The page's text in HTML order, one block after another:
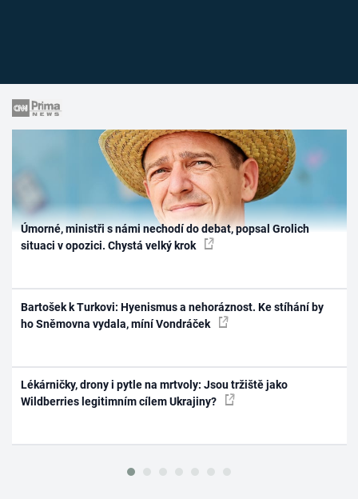
Úmorné, ministři s námi nechodí do debat, popsal Grolich
situaci v opozici. Chystá velký krok
Bartošek k Turkovi: Hyenismus a nehoráznost. Ke stíhání by
ho Sněmovna vydala, míní Vondráček
Lékárničky, drony i pytle na mrtvoly: Jsou tržiště jako
Wildberries legitimním cílem Ukrajiny?